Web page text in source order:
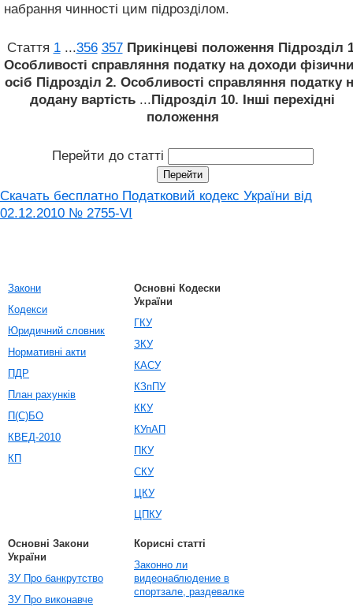
набрання чинності цим підрозділом.
Стаття 1 ...356 357 Прикінцеві положення Підрозділ
Особливості справляння податку на доходи
осіб Підрозділ 2. Особливості справляння податку
додану вартість ...Підрозділ 10. Інші перехідні
положення
Перейти до статті
Скачать бесплатно Податковий кодекс України від
02.12.2010 № 2755-VI
Закони
Кодекси
Юридичний словник
Нормативні акти
ПДР
План рахунків
П(С)БО
КВЕД-2010
КП
Основні Кодески
України
ГКУ
ЗКУ
КАСУ
КЗпПУ
ККУ
КУпАП
ПКУ
СКУ
ЦКУ
ЦПКУ
Основні Закони
України
ЗУ Про банкрутство
ЗУ Про виконавче
Корисні статті
Законно ли
видеонаблюдение в
спортзале, раздевалке